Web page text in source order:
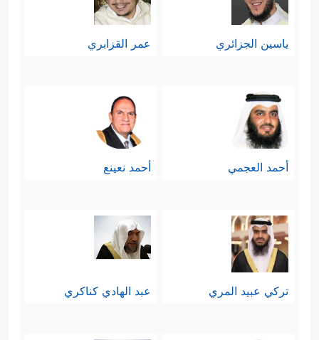
ياسين الجزائري عمر القزابري
أحمد العجمي أحمد نعينع
تركي عبيد المري عبد الهادي كناكري